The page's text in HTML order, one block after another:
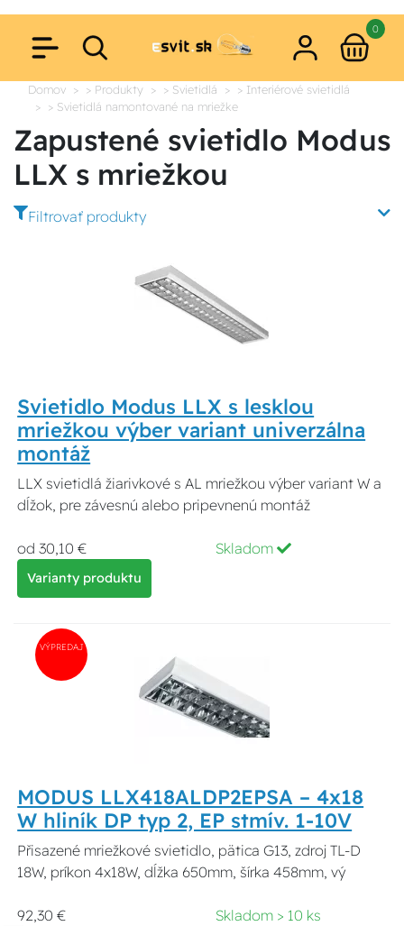
0
Domov > Produkty > Svietidlá
> Interiérové svietidlá
> Svietidlá namontované na mriežke
Zapustené svietidlo Modus
LLX s mriežkou
Filtrovať produkty
Svietidlo Modus LLX s lesklou
mriežkou výber variant univerzálna
montáž
LLX svietidlá žiarivkové s AL mriežkou výber variant W a
dĺžok, pre závesnú alebo pripevnenú montáž
od 30,10 € Skladom
Varianty produktu
VÝPREDAJ
MODUS LLX418ALDP2EPSA – 4x18
W hliník DP typ 2, EP stmív. 1-10V
Přisazené mriežkové svietidlo, pätica G13, zdroj TL-D
18W, príkon 4x18W, dĺžka 650mm, šírka 458mm, vý
92,30 €
Skladom > 10 ks